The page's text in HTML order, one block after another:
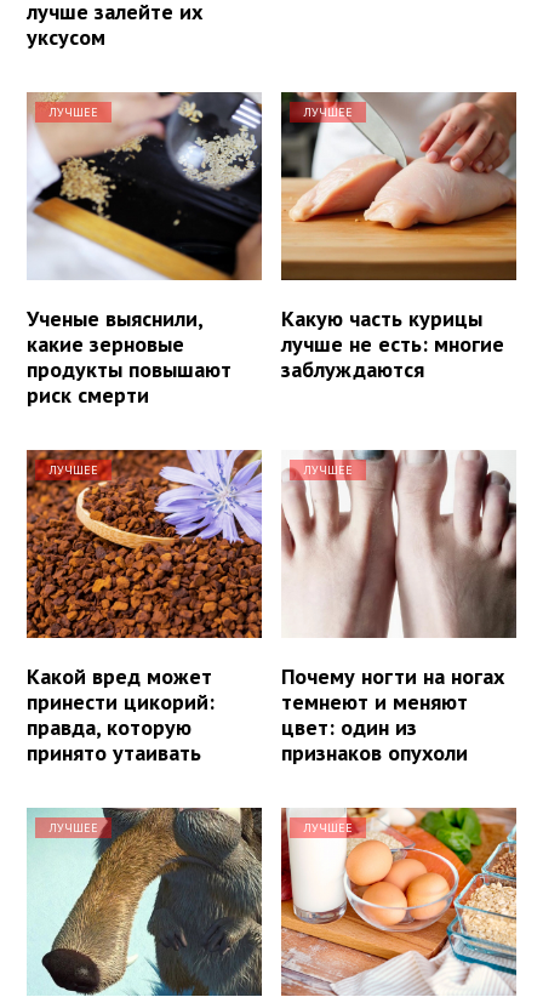
лучше залейте их
уксусом
ЛУЧШЕЕ
Ученые выяснили,
какие зерновые
продукты повышают
риск смерти
ЛУЧШЕЕ
Какую часть курицы
лучше не есть: многие
заблуждаются
ЛУЧШЕЕ
Какой вред может
принести цикорий:
правда, которую
принято утаивать
ЛУЧШЕЕ
Почему ногти на ногах
темнеют и меняют
цвет: один из
признаков опухоли
ЛУЧШЕЕ ЛУЧШЕЕ